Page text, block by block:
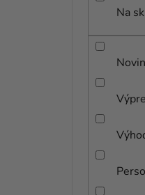
Na
Hélium
37,99 €
45,59 €